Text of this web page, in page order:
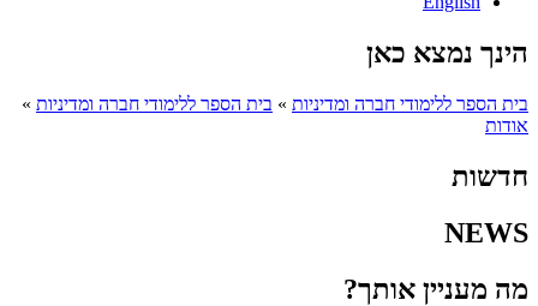
הינך נמצא כאן
בית הספר ללימודי חברה ומדיניות » בית הספר ללימודי חברה ומדיניות »
אודות
חדשות
NEWS
מה מעניין אותך?